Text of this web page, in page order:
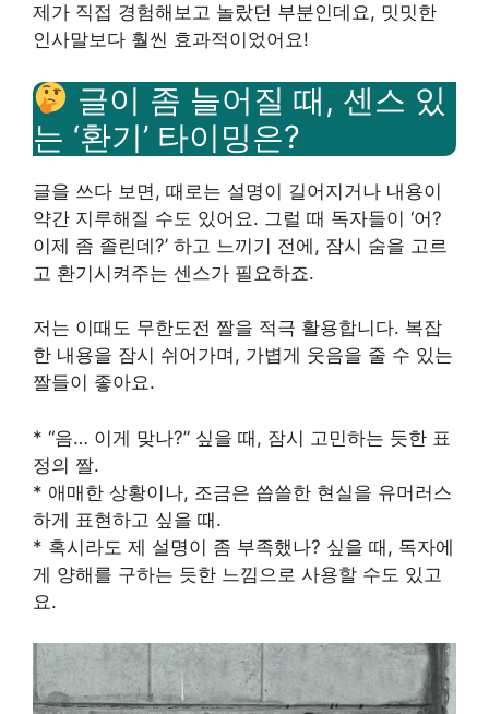
제가 직접 경험해보고 놀랐던 부분인데요, 밋밋한
인사말보다 훨씬 효과적이었어요!
글이 좀 늘어질 때, 센스 있
는 ‘환기’ 타이밍은?
글을 쓰다 보면, 때로는 설명이 길어지거나 내용이
약간 지루해질 수도 있어요. 그럴 때 독자들이 ‘어?
이제 좀 졸린데?’ 하고 느끼기 전에, 잠시 숨을 고르
고 환기시켜주는 센스가 필요하죠.
저는 이때도 무한도전 짤을 적극 활용합니다. 복잡
한 내용을 잠시 쉬어가며, 가볍게 웃음을 줄 수 있는
짤들이 좋아요.
* “음… 이게 맞나?” 싶을 때, 잠시 고민하는 듯한 표
정의 짤.
* 애매한 상황이나, 조금은 씁쓸한 현실을 유머러스
하게 표현하고 싶을 때.
* 혹시라도 제 설명이 좀 부족했나? 싶을 때, 독자에
게 양해를 구하는 듯한 느낌으로 사용할 수도 있고
요.